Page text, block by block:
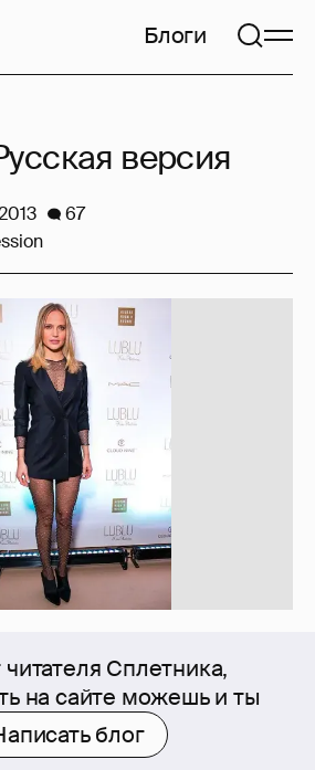
Блоги
Сплетника,
на сайте можешь и ты
блог
версия
67